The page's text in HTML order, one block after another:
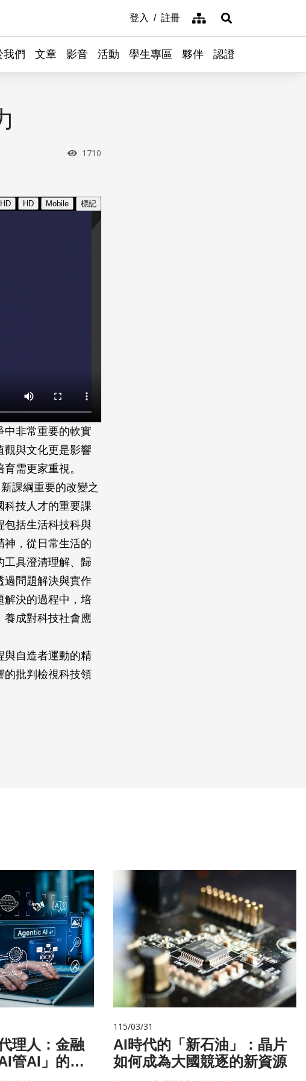
登入 註冊 網站導覽展開搜尋
我們 文章 影音 活動 學生專區 夥伴 認證
瀏覽次數
1710
中非常重要的軟實
觀與文化更是影響
需更家重視。
課綱重要的改變之
科技人才的重要課
包括生活科技科與
神，從日常生活的
工具澄清理解、歸
過問題解決與實作
解決的過程中，培
養成對科技社會應
與自造者運動的精
的批判檢視科技領
理人：金融
管AI」的新
115/03/31
AI時代的「新石油」：晶片
如何成為大國競逐的新資源